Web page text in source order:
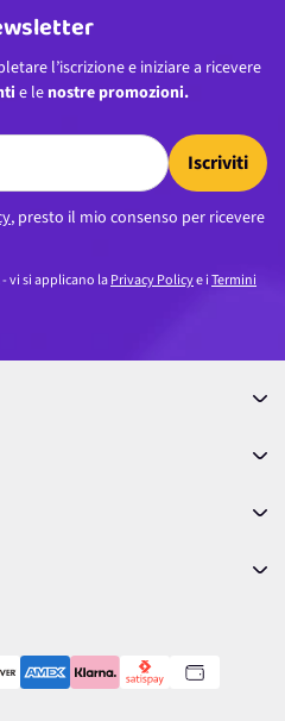
l’iscrizione e iniziare a ricevere
e le nostre promozioni.
Iscriviti
, presto il mio consenso per ricevere
vi si applicano laPrivacy Policye iTermini